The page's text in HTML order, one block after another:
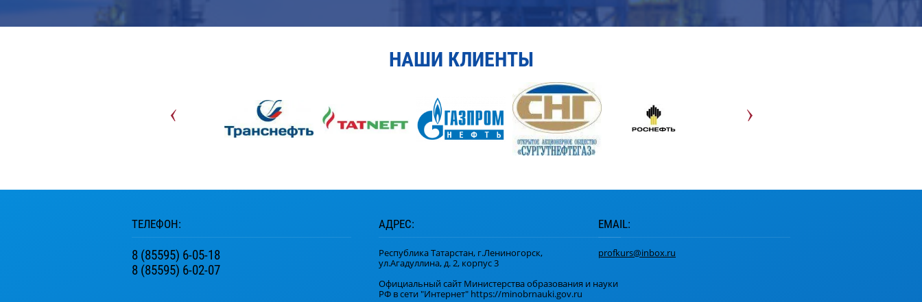
НАШИ КЛИЕНТЫ
ТЕЛЕФОН:
8 (85595) 6-05-18
8 (85595) 6-02-07
АДРЕС:
Республика Татарстан, г.Лениногорск,
ул.Агадуллина, д. 2, корпус 3
Официальный сайт Министерства образования и науки
РФ в сети "Интернет" https://minobrnauki.gov.ru
EMAIL:
profkurs@inbox.ru